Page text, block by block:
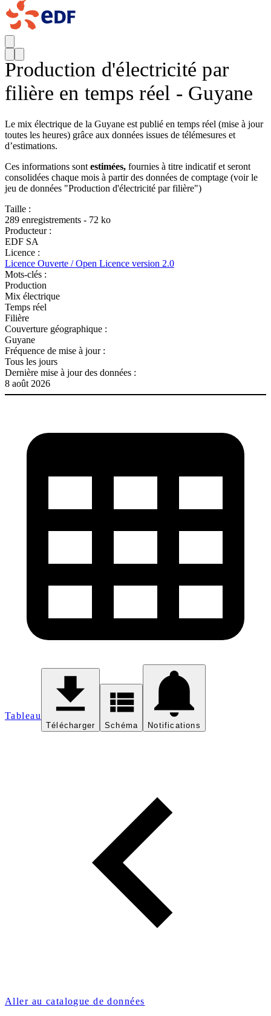
Production d'électricité par
filière en temps réel - Guyane
Le mix électrique de la Guyane est publié en temps réel (mise à jour
toutes les heures) grâce aux données issues de télémesures et
d’estimations.
Ces informations sont estimées, fournies à titre indicatif et seront
consolidées chaque mois à partir des données de comptage (voir le
jeu de données "Production d'électricité par filière")
Taille :
289 enregistrements - 72 ko
Producteur :
EDF SA
Licence :
Licence Ouverte / Open Licence version 2.0
Mots-clés :
Production
Mix électrique
Temps réel
Filière
Couverture géographique :
Guyane
Fréquence de mise à jour :
Tous les jours
Dernière mise à jour des données :
8 août 2026
Tableau
Télécharger Schéma Notifications
Aller au catalogue de données